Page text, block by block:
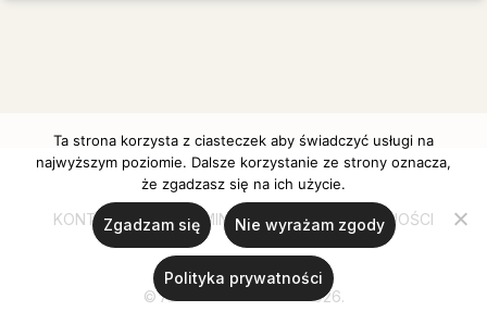
KONTAKT REGULAMIN POLITYKA PRYWATNOŚCI
© Ania Ulanicka 2020-2026.
Ta strona korzysta z ciasteczek aby świadczyć usługi na
najwyższym poziomie. Dalsze korzystanie ze strony oznacza,
że zgadzasz się na ich użycie.
Zgadzam się Nie wyrażam zgody
Polityka prywatności